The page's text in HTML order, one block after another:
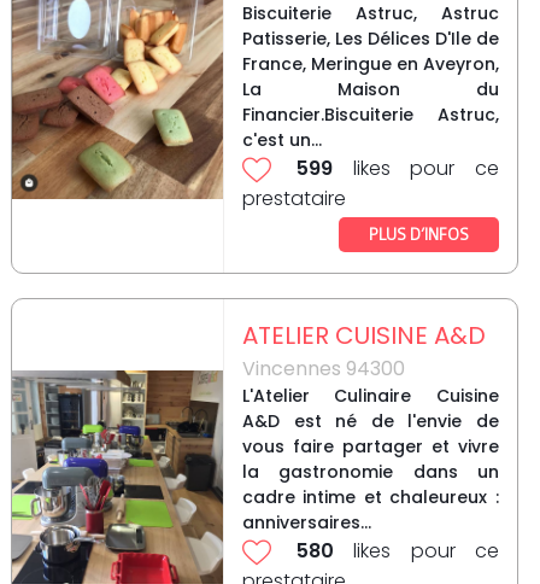
Biscuiterie Astruc, Astruc
Patisserie, Les Délices D'Ile de
France, Meringue en Aveyron,
La Maison du
Financier.Biscuiterie Astruc,
c'est un...
599 likes pour ce
prestataire
PLUS D’INFOS
ATELIER CUISINE A&D
Vincennes 94300
L'Atelier Culinaire Cuisine
A&D est né de l'envie de
vous faire partager et vivre
la gastronomie dans un
cadre intime et chaleureux :
anniversaires...
580 likes pour ce